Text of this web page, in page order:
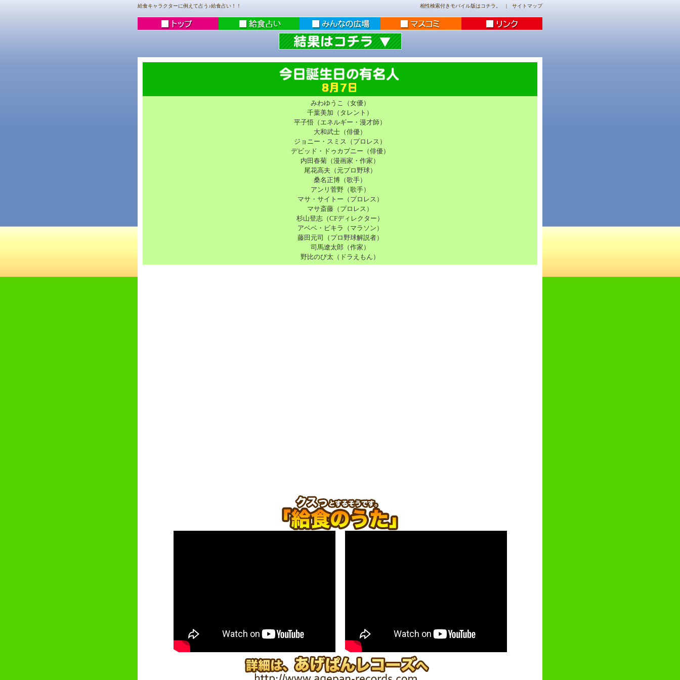
給食キャラクターに例えて占う♪給食占い！！ 相性検索付きモバイル版はコチラ。 | サイトマップ
みわゆうこ（女優）
千葉美加（タレント）
平子悟（エネルギー・漫才師）
大和武士（俳優）
ジョニー・スミス（プロレス）
デビッド・ドゥカブニー（俳優）
内田春菊（漫画家・作家）
尾花高夫（元プロ野球）
桑名正博（歌手）
アンリ菅野（歌手）
マサ・サイトー（プロレス）
マサ斎藤（プロレス）
杉山登志（CFディレクター）
アベベ・ビキラ（マラソン）
藤田元司（プロ野球解説者）
司馬遼太郎（作家）
野比のび太（ドラえもん）